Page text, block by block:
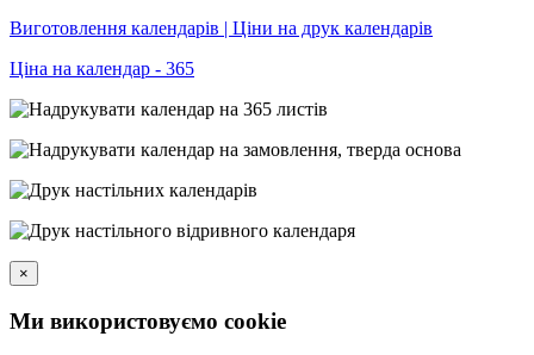
Виготовлення календарів | Ціни на друк календарів
Ціна на календар - 365
×
Ми використовуємо cookie